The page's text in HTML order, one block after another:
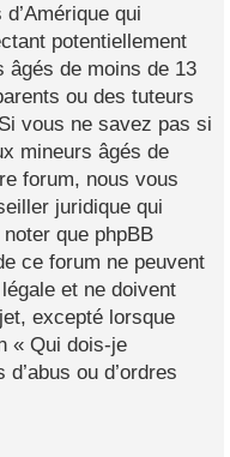
qui
potentiellement
âgés de moins de 13
ou des tuteurs
vous ne savez pas si
mineurs âgés de
forum, nous vous
juridique qui
que phpBB
ce forum ne peuvent
et ne doivent
excepté lorsque
« Qui dois-je
ou d’ordres